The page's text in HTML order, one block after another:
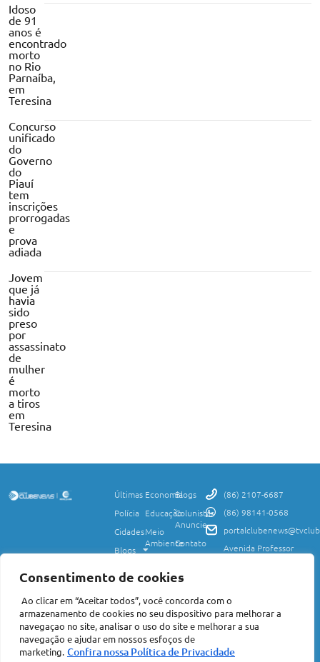
Consentimento de cookies
Ao clicar em “Aceitar todos”, você concorda com o
armazenamento de cookies no seu dispositivo para melhorar a
navegaçao no site, analisar o uso do site e melhorar a sua
navegação e ajudar em nossos esfoços de
marketing. Confira nossa Política de Privacidade
Idoso
de 91
anos é
encontrado
morto
no Rio
Parnaíba,
em
Teresina
Concurso
unificado
do
Governo
do
Piauí
tem
inscrições
prorrogadas
e
prova
adiada
Jovem
que já
havia
sido
preso
por
assassinato
de
mulher
é
morto
a tiros
em
Teresina
Últimas
Polícia
Cidades
Blogs
Política
Concursos
e
Empregos
Economia
Educação
Meio
Ambiente
Saúde
Mundo
Agro
Nacional
Blogs
Colunistas
Anuncie
Contato
de Uso
Transparência
e Igualdade
(86) 2107-6687
(86) 98141-0568
Avenida Professor
©2026 Portal Clube News – Todos Direitos Reservados | Avenida Professor